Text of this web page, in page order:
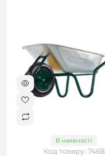
В наявності
Код товару: 7468